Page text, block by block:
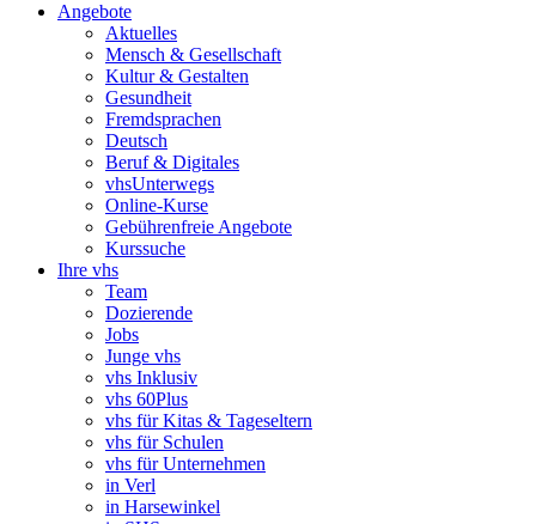
Angebote
Aktuelles
Mensch & Gesellschaft
Kultur & Gestalten
Gesundheit
Fremdsprachen
Deutsch
Beruf & Digitales
vhsUnterwegs
Online-Kurse
Gebührenfreie Angebote
Kurssuche
Ihre vhs
Team
Dozierende
Jobs
Junge vhs
vhs Inklusiv
vhs 60Plus
vhs für Kitas & Tageseltern
vhs für Schulen
vhs für Unternehmen
in Verl
in Harsewinkel